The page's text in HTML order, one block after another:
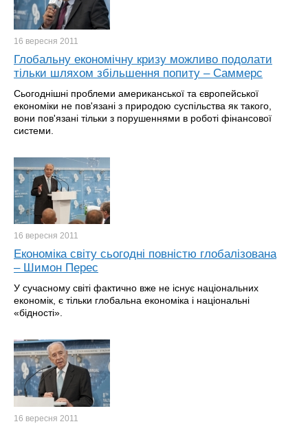
16 вересня 2011
Глобальну економічну кризу можливо подолати
тільки шляхом збільшення попиту – Саммерс
Сьогоднішні проблеми американської та європейської
економіки не пов'язані з природою суспільства як такого,
вони пов'язані тільки з порушеннями в роботі фінансової
системи.
16 вересня 2011
Економіка світу сьогодні повністю глобалізована
– Шимон Перес
У сучасному світі фактично вже не існує національних
економік, є тільки глобальна економіка і національні
«бідності».
16 вересня 2011